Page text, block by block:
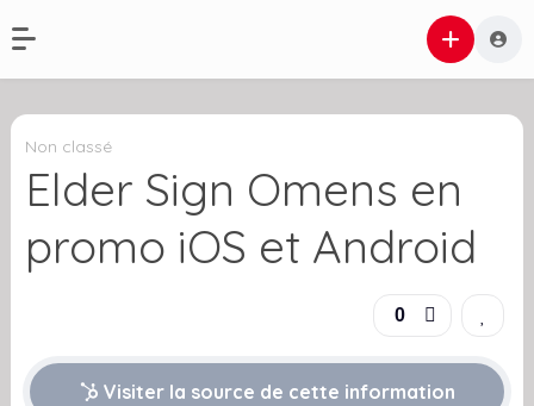
Non classé
Elder Sign Omens en
promo iOS et Android
0
Visiter la source de cette information